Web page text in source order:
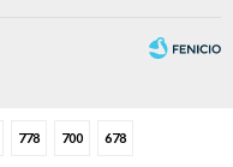
778 700 678